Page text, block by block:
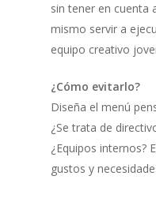
sin tener en cuenta
mismo servir a
equipo creativo
¿Cómo evitarlo?
Diseña el menú
¿Se trata de
¿Equipos internos?
gustos y